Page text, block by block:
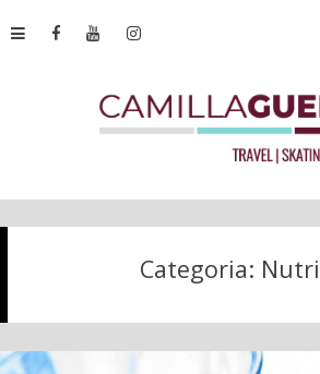
Categoria: